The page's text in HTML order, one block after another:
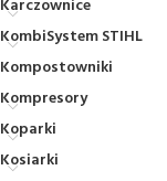
Karczownice
KombiSystem STIHL
Kompostowniki
Kompresory
Koparki
Kosiarki